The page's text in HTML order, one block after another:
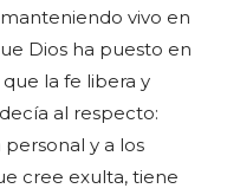
manteniendo vivo en
Dios ha puesto en
la fe libera y
al respecto:
y a los
cree exulta, tiene